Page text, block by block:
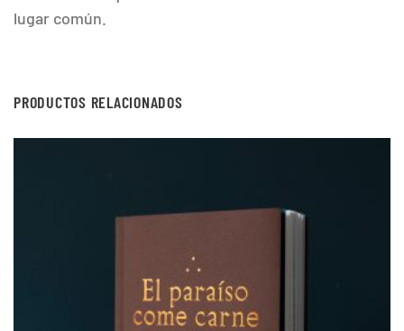
lugar común.
PRODUCTOS RELACIONADOS